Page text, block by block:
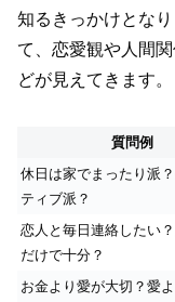
知るきっかけとな
て、恋愛観や人間
どが見えてきます。
質問例
休日は家でまったり派
ティブ派？
恋人と毎日連絡したい
だけで十分？
お金より愛が大切？愛